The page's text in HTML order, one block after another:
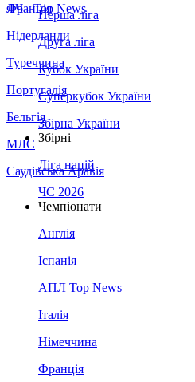
Франція
Нідерланди
Туреччина
Португалія
Бельгія
МЛС
Саудівська Аравія
ЛЧ - Top News
Перша ліга
Друга ліга
Кубок України
Суперкубок України
Збірна України
Збірні
Ліга націй
ЧС 2026
Чемпіонати
Англія
Іспанія
АПЛ Top News
Італія
Німеччина
Франція